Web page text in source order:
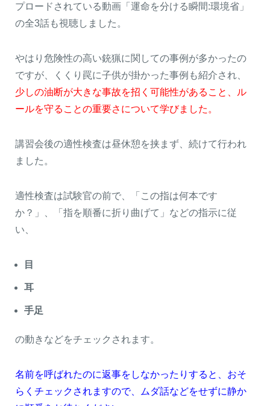
プロードされている動画「運命を分ける瞬間:環境省」
の全3話も視聴しました。
やはり危険性の高い銃猟に関しての事例が多かったの
ですが、くくり罠に子供が掛かった事例も紹介され、
少しの油断が大きな事故を招く可能性があること、ル
ールを守ることの重要さについて学びました。
講習会後の適性検査は昼休憩を挟まず、続けて行われ
ました。
適性検査は試験官の前で、「この指は何本です
か？」、「指を順番に折り曲げて」などの指示に従
い、
目
耳
手足
の動きなどをチェックされます。
名前を呼ばれたのに返事をしなかったりすると、おそ
らくチェックされますので、ムダ話などをせずに静か